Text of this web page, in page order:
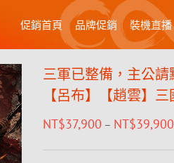
促銷首頁 品牌促銷 裝機直播
三軍已整備，主公請
【呂布】【趙雲】
NT$37,900 – NT$39,900